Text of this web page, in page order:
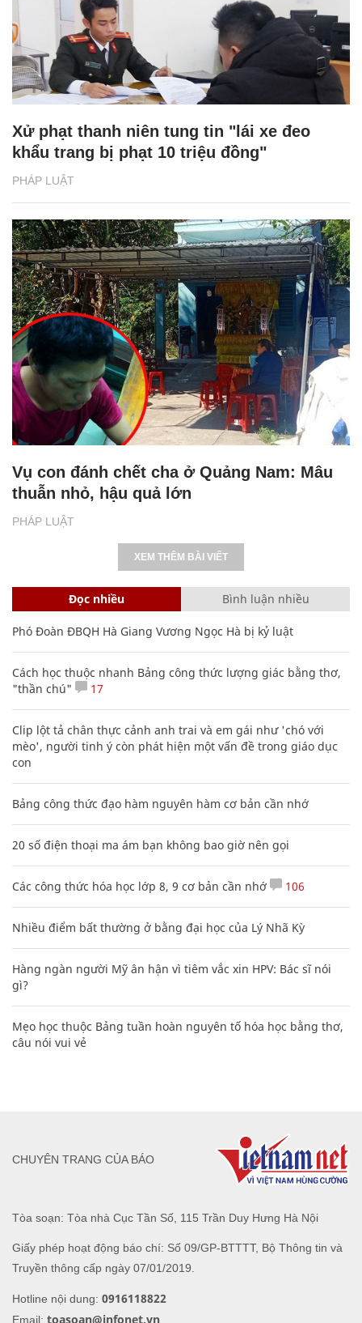
PHÁP LUẬT
Xử phạt thanh niên tung tin "lái xe đeo
khẩu trang bị phạt 10 triệu đồng"
PHÁP LUẬT
Vụ con đánh chết cha ở Quảng Nam: Mâu
thuẫn nhỏ, hậu quả lớn
XEM THÊM BÀI VIẾT
Đọc nhiều Bình luận nhiều
Phó Đoàn ĐBQH Hà Giang Vương Ngọc Hà bị kỷ luật
Cách học thuộc nhanh Bảng công thức lượng giác bằng thơ,
"thần chú"
17
Clip lột tả chân thực cảnh anh trai và em gái như 'chó với
mèo', người tinh ý còn phát hiện một vấn đề trong giáo dục
con
Bảng công thức đạo hàm nguyên hàm cơ bản cần nhớ
20 số điện thoại ma ám bạn không bao giờ nên gọi
Các công thức hóa học lớp 8, 9 cơ bản cần nhớ 106
Nhiều điểm bất thường ở bằng đại học của Lý Nhã Kỳ
Hàng ngàn người Mỹ ân hận vì tiêm vắc xin HPV: Bác sĩ nói
gì?
Mẹo học thuộc Bảng tuần hoàn nguyên tố hóa học bằng thơ,
câu nói vui vẻ
Tòa soạn: Tòa nhà Cục Tần Số, 115 Trần Duy Hưng Hà Nội
Giấy phép hoạt động báo chí: Số 09/GP-BTTTT, Bộ Thông tin và
Truyền thông cấp ngày 07/01/2019.
Hotline nội dung: 0916118822
Email: toasoan@infonet.vn
CHUYÊN TRANG CỦA BÁO